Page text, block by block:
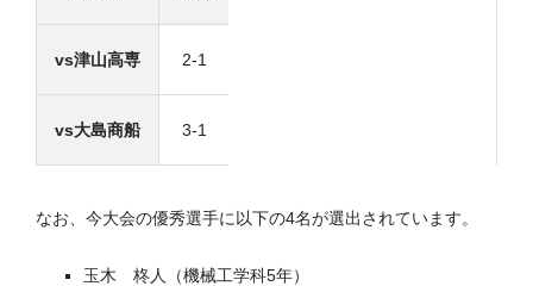
vs津山高専 2-1
vs大島商船 3-1
なお、今大会の優秀選手に以下の4名が選出されています。
玉木 柊人（機械工学科5年）